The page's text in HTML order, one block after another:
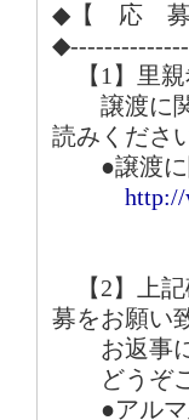
◆【 応
【1】里親
譲渡に関
読みくださ
●譲渡に
http://
【2】上記
募をお願い
お返事に
どうぞご
●アルマ